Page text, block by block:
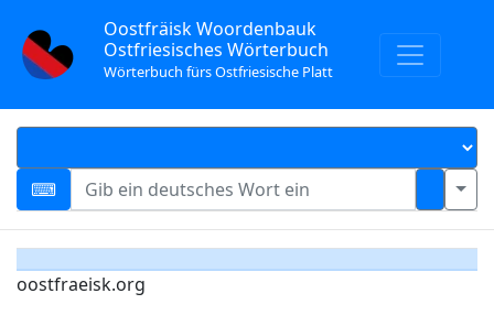
Oostfräisk Woordenbauk
Ostfriesisches Wörterbuch
Wörterbuch fürs Ostfriesische Platt
oostfraeisk.org